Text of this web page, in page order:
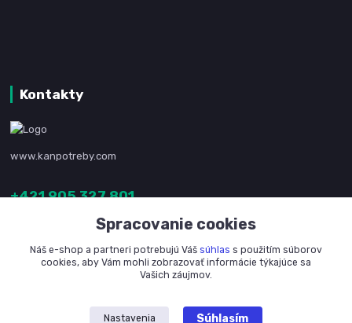
Kontakty
www.kanpotreby.com
+421 905 327 801
Spracovanie cookies
Náš e-shop a partneri potrebujú Váš súhlas s použitím súborov
cookies, aby Vám mohli zobrazovať informácie týkajúce sa
Vašich záujmov.
Nastavenia Súhlasím